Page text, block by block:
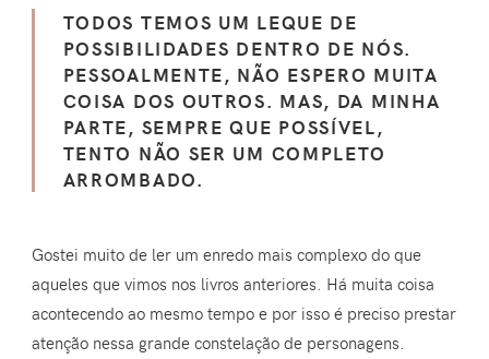
TODOS TEMOS UM LEQUE DE
POSSIBILIDADES DENTRO DE NÓS.
PESSOALMENTE, NÃO ESPERO MUITA
COISA DOS OUTROS. MAS, DA MINHA
PARTE, SEMPRE QUE POSSÍVEL,
TENTO NÃO SER UM COMPLETO
ARROMBADO.
Gostei muito de ler um enredo mais complexo do que
aqueles que vimos nos livros anteriores. Há muita coisa
acontecendo ao mesmo tempo e por isso é preciso prestar
atenção nessa grande constelação de personagens.